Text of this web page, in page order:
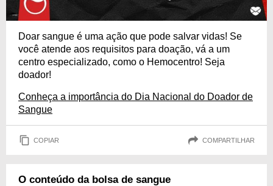
Doar sangue é uma ação que pode salvar vidas! Se
você atende aos requisitos para doação, vá a um
centro especializado, como o Hemocentro! Seja
doador!
Conheça a importância do Dia Nacional do Doador de
Sangue
COPIAR COMPARTILHAR
O conteúdo da bolsa de sangue